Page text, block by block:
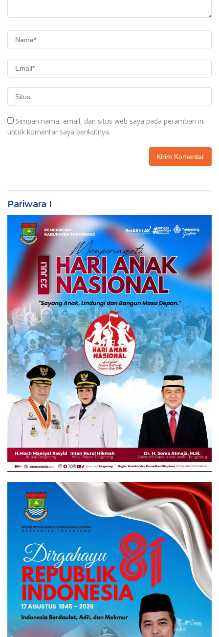
Simpan nama, email, dan situs web saya pada peramban ini
untuk komentar saya berikutnya.
Pariwara I